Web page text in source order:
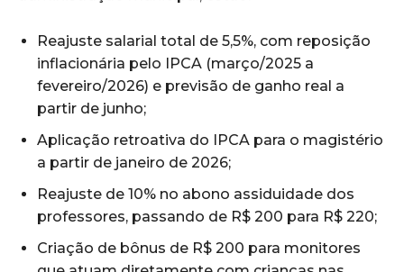
Reajuste salarial total de 5,5%, com reposição
inflacionária pelo IPCA (março/2025 a
fevereiro/2026) e previsão de ganho real a
partir de junho;
Aplicação retroativa do IPCA para o magistério
a partir de janeiro de 2026;
Reajuste de 10% no abono assiduidade dos
professores, passando de R$ 200 para R$ 220;
Criação de bônus de R$ 200 para monitores